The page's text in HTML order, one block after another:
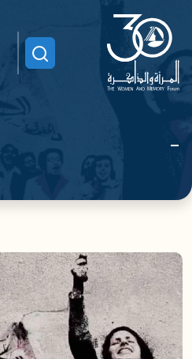
ابحث